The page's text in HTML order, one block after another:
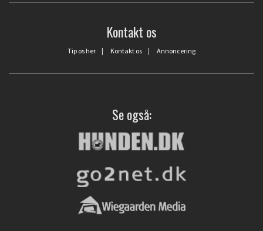
Kontakt os
Tip os her | Kontakt os | Annoncering
Se også: